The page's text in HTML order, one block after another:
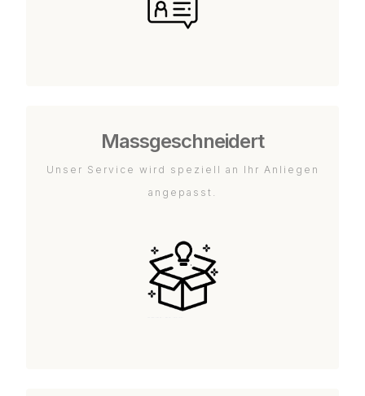
Massgeschneidert
Unser Service wird speziell an Ihr Anliegen
angepasst.